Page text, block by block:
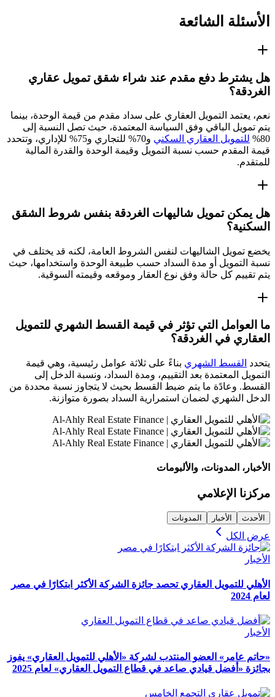
الأسئلة الشائعة
هل يشترط دفع مقدم عند شراء شقق تمويل عقاري
الغردقة؟
نعم، يعتمد التمويل العقاري على سداد مقدم من قيمة الوحدة، بينما
يتم تمويل الباقي وفق السياسة المعتمدة، حيث تصل النسبة إلى
80%
للتمويل العقاري السكني
و70% للتجاري و75% للإداري، وتتحدد
قيمة المقدم حسب نسبة التمويل وقيمة الوحدة والقدرة المالية
للمتقدم.
هل يمكن تمويل شاليهات الغردقة بنفس شروط الشقق
السكنية؟
يخضع تمويل الشاليهات لنفس الشروط العامة، لكنه قد يختلف في
نسبة التمويل أو مدة السداد حسب طبيعة الوحدة واستخدامها، حيث
يتم تقييم كل حالة وفق نوع العقار وموقعه وقيمته السوقية.
ما العوامل التي تؤثر في قيمة القسط الشهري للتمويل
العقاري في الغردقة؟
يتحدد القسط الشهري بناءً على ثلاثة عوامل رئيسية، وهي قيمة
التمويل المعتمدة بعد التقييم، ومدة السداد، ونسبة الدخل إلى
القسط. وعادًة ما يتم ضبط القسط بحيث لا يتجاوز نسبة محددة من
الدخل الشهري لضمان استمرارية السداد بصورة متوازنة.
الأخبار، المدونات، والألبومات
مركزنا الإعلامي
الأحدث الأخبار المدونات
عرض الكل
الأخبار
الأهلي للتمويل العقاري تحصد جائزة الشركة الأكثر ابتكارًا في مصر
لعام 2024
الأخبار
«حاتم عامر» العضو المنتدب لشركة «الأهلي للتمويل العقاري» يفوز
بجائزة «أفضل قيادي صاعد في قطاع التمويل العقاري» لعام 2025